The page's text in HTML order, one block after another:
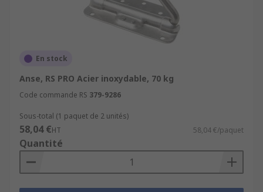
En stock
Anse, RS PRO Acier inoxydable, 70 kg
Code commande RS 379-9286
Sous-total (1 paquet de 2 unités)
58,04 €HT 58,04 €/paquet
Quantité